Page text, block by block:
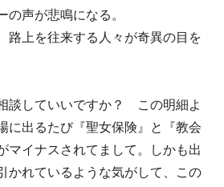
の声が悲鳴になる。
上を往来する人々が奇異の目を
談していいですか？ この明細よ
に出るたび『聖女保険』と『教会
マイナスされてまして。しかも出
かれているような気がして、この